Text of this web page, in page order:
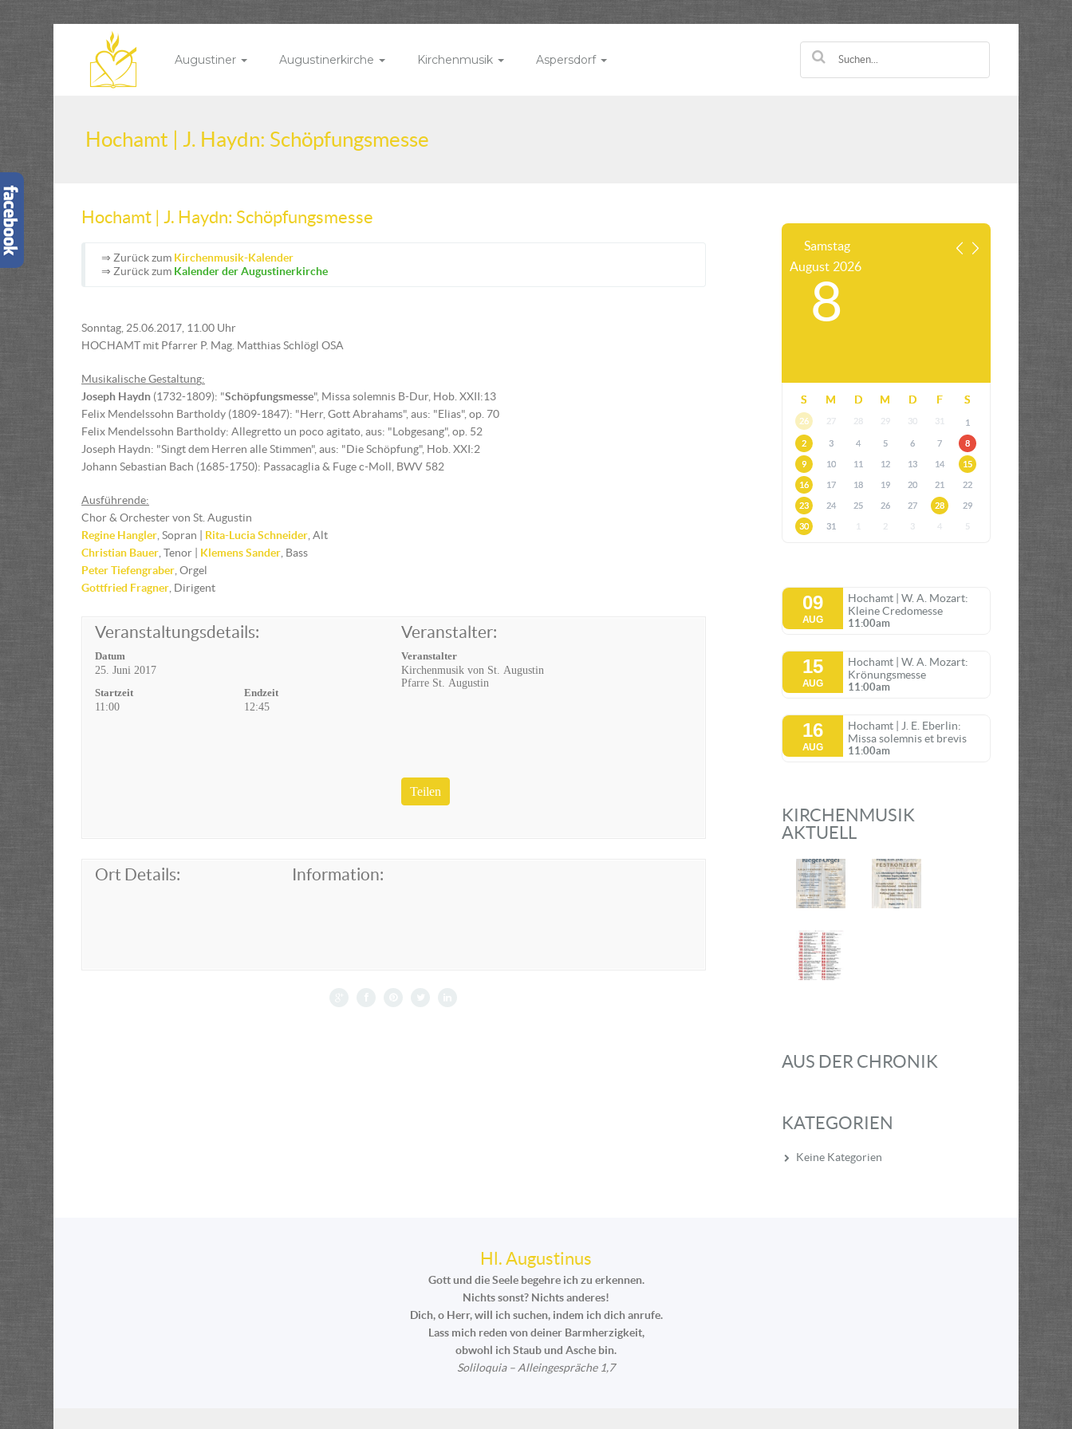
Augustiner Augustinerkirche Kirchenmusik Aspersdorf
Hochamt | J. Haydn: Schöpfungsmesse
Hochamt | J. Haydn: Schöpfungsmesse
⇒ Zurück zum Kirchenmusik-Kalender
⇒ Zurück zum Kalender der Augustinerkirche
Sonntag, 25.06.2017, 11.00 Uhr
HOCHAMT mit Pfarrer P. Mag. Matthias Schlögl OSA
Musikalische Gestaltung:
Joseph Haydn (1732-1809): "Schöpfungsmesse", Missa solemnis B-Dur, Hob. XXII:13
Felix Mendelssohn Bartholdy (1809-1847): "Herr, Gott Abrahams", aus: "Elias", op. 70
Felix Mendelssohn Bartholdy: Allegretto un poco agitato, aus: "Lobgesang", op. 52
Joseph Haydn: "Singt dem Herren alle Stimmen", aus: "Die Schöpfung", Hob. XXI:2
Johann Sebastian Bach (1685-1750): Passacaglia & Fuge c-Moll, BWV 582
Ausführende:
Chor & Orchester von St. Augustin
Regine Hangler , Sopran | Rita-Lucia Schneider , Alt
Christian Bauer , Tenor | Klemens Sander , Bass
Peter Tiefengraber , Orgel
Gottfried Fragner , Dirigent
Veranstaltungsdetails:
Datum
25. Juni 2017
Startzeit
11:00
Endzeit
12:45
Veranstalter:
Veranstalter
Kirchenmusik von St. Augustin
Pfarre St. Augustin
Teilen
Ort Details: Information:
Samstag
August 2026
8
S M D M D F S
26 27 28 29 30 31 1
2 3 4 5 6 7 8
9 10 11 12 13 14 15
16 17 18 19 20 21 22
23 24 25 26 27 28 29
30 31 1 2 3 4 5
09
AUG
Hochamt | W. A. Mozart:
Kleine Credomesse
11:00am
15
AUG
Hochamt | W. A. Mozart:
Krönungsmesse
11:00am
16
AUG
Hochamt | J. E. Eberlin:
Missa solemnis et brevis
11:00am
KIRCHENMUSIK
AKTUELL
AUS DER CHRONIK
KATEGORIEN
Keine Kategorien
Hl. Augustinus
Gott und die Seele begehre ich zu erkennen.
Nichts sonst? Nichts anderes!
Dich, o Herr, will ich suchen, indem ich dich anrufe.
Lass mich reden von deiner Barmherzigkeit,
obwohl ich Staub und Asche bin.
Soliloquia – Alleingespräche 1,7